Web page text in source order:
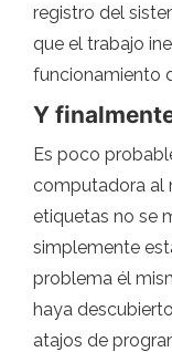
registro del
que el trabajo
funcionamiento
Y
Es poco
computadora al
etiquetas no se
simplemente
problema él
haya
atajos de